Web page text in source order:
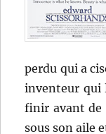
perdu qui a
inventeur qui
finir avant de
sous son aile